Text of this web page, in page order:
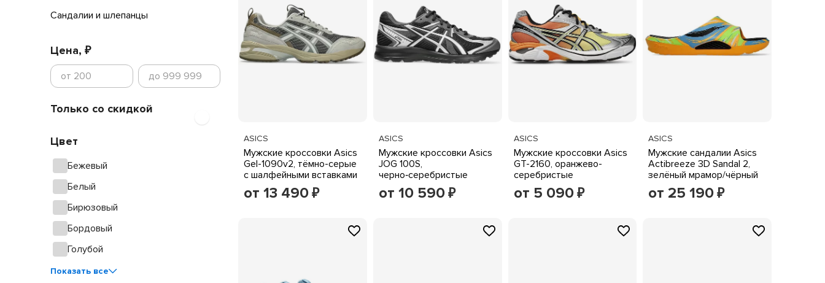
Сандалии и шлепанцы
Цена, ₽
Только со скидкой
Цвет
Бежевый
Белый
Бирюзовый
Бордовый
Голубой
Показать все
ASICS
Мужские кроссовки Asics
Gel-1090v2, тёмно-серые
с шалфейными вставками
от 13 490 ₽
ASICS
Мужские кроссовки Asics
JOG 100S,
черно‑серебристые
от 10 590 ₽
ASICS
Мужские кроссовки Asics
GT-2160, оранжево-
серебристые
от 5 090 ₽
ASICS
Мужские сандалии Asics
Actibreeze 3D Sandal 2,
зелёный мрамор/чёрный
от 25 190 ₽